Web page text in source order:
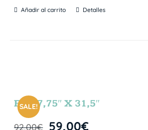
Añadir al carrito Detalles
SALE!
FUN 7,75″ X 31,5″
92,00€ 59,00€